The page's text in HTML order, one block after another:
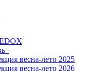
весна-лето 2025
весна-лето 2026